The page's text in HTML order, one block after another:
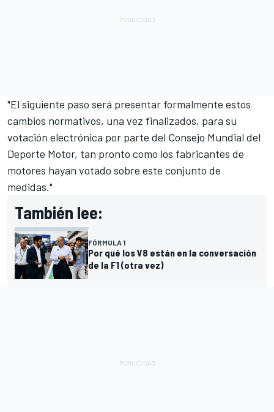
"El siguiente paso será presentar formalmente estos
cambios normativos, una vez finalizados, para su
votación electrónica por parte del Consejo Mundial del
Deporte Motor, tan pronto como los fabricantes de
motores hayan votado sobre este conjunto de
medidas."
También lee:
FÓRMULA 1
Por qué los V8 están en la conversación
de la F1 (otra vez)